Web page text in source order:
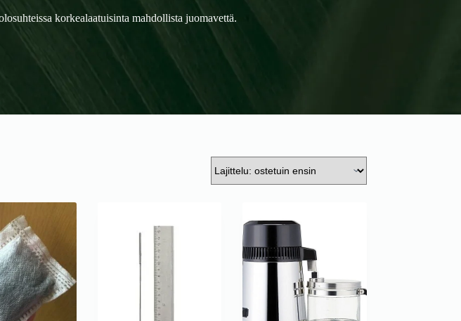
korkealaatuisinta mahdollista juomavettä.